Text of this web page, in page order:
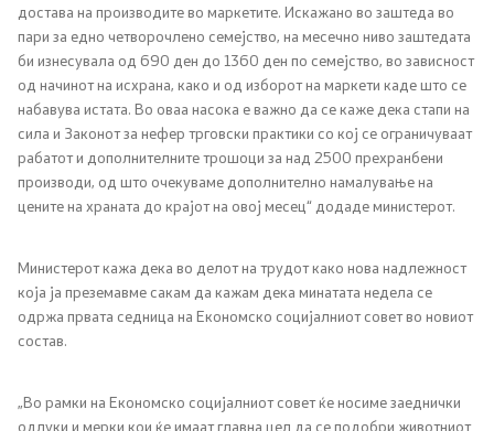
достава на производите во маркетите. Искажано во заштеда во
пари за едно четворочлено семејство, на месечно ниво заштедата
би изнесувала од 690 ден до 1360 ден по семејство, во зависност
од начинот на исхрана, како и од изборот на маркети каде што се
набавува истата. Во оваа насока е важно да се каже дека стапи на
сила и Законот за нефер трговски практики со кој се ограничуваат
рабатот и дополнителните трошоци за над 2500 прехранбени
производи, од што очекуваме дополнително намалување на
цените на храната до крајот на овој месец“ додаде министерот.
Министерот кажа дека во делот на трудот како нова надлежност
која ја преземавме сакам да кажам дека минатата недела се
одржа првата седница на Економско социјалниот совет во новиот
состав.
„Во рамки на Економско социјалниот совет ќе носиме заеднички
одлуки и мерки кои ќе имаат главна цел да се подобри животниот